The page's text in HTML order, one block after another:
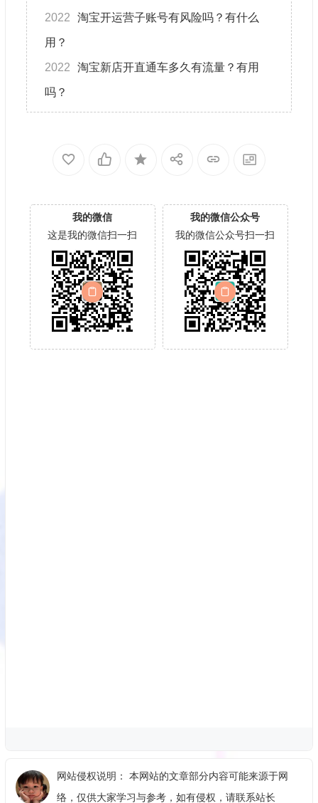
2022 淘宝开运营子账号有风险吗？有什么
用？
2022 淘宝新店开直通车多久有流量？有用
吗？
我的微信
这是我的微信扫一扫
我的微信公众号
我的微信公众号扫一扫
网站侵权说明： 本网站的文章部分内容可能来源于网
络，仅供大家学习与参考，如有侵权，请联系站长